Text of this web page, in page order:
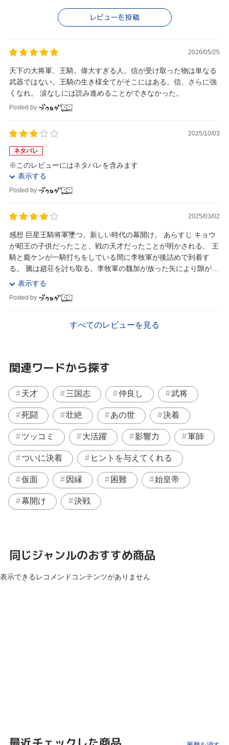
レビューを投稿
2026/05/25
天下の大将軍、王騎。偉大すぎる人。信が受け取った物は単なる
武器ではない。王騎の生き様全てがそこにはある。信、さらに強
くなれ。 涙なしには読み進めることができなかった。
Posted by
2025/10/03
ネタバレ
※このレビューにはネタバレを含みます
表示する
Posted by
2025/03/02
感想 巨星王騎将軍墜つ。新しい時代の幕開け。 あらすじ キョウ
が昭王の子供だったこと、戦の天才だったことが明かされる。 王
騎と龐ケンが一騎打ちをしている間に李牧軍が後詰めで到着す
る。 騰は趙荘を討ち取る。李牧軍の魏加が放った矢により隙が生
まれ、龐ケンの一撃が王騎に入る。 ...
表示する
Posted by
すべてのレビューを見る
関連ワードから探す
天才 三国志 仲良し 武将
死闘 壮絶 あの世 決着
ツッコミ 大活躍 影響力 軍師
ついに決着 ヒントを与えてくれる
仮面 因縁 困難 始皇帝
幕開け 決戦
同じジャンルのおすすめ商品
表示できるレコメンドコンテンツがありません